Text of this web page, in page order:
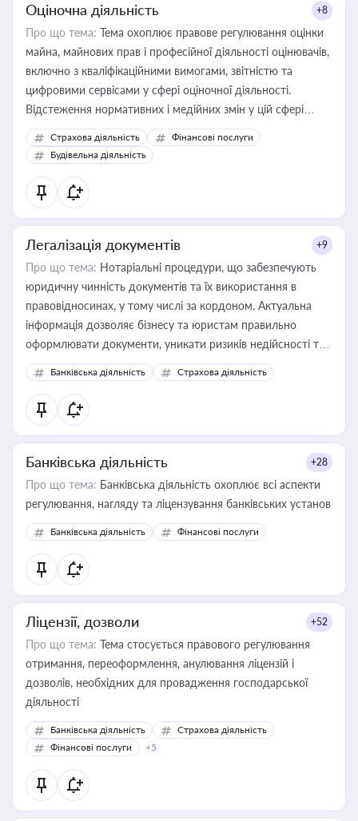
Оціночна діяльність +8
Про що тема: Тема охоплює правове регулювання оцінки
майна, майнових прав і професійної діяльності оцінювачів,
включно з кваліфікаційними вимогами, звітністю та
цифровими сервісами у сфері оціночної діяльності.
Відстеження нормативних і медійних змін у цій сфері
корисне для власника бізнесу, керівника, юриста або
бухгалтера під час оподаткування, приватизації, оренди
державного майна, корпоративних угод і перевірки
статусу суб'єктів оціночної діяльності
Страхова діяльність
Фінансові послуги
Будівельна діяльність
Легалізація документів +9
Про що тема: Нотаріальні процедури, що забезпечують
юридичну чинність документів та їх використання в
правовідносинах, у тому числі за кордоном. Актуальна
інформація дозволяє бізнесу та юристам правильно
оформлювати документи, уникати ризиків недійсності та
забезпечувати їх належне прийняття органами влади та
контрагентами
Банківська діяльність Страхова діяльність
Банківська діяльність +28
Про що тема: Банківська діяльність охоплює всі аспекти
регулювання, нагляду та ліцензування банківських установ
Банківська діяльність Фінансові послуги
Ліцензії, дозволи +52
Про що тема: Тема стосується правового регулювання
отримання, переоформлення, анулювання ліцензій і
дозволів, необхідних для провадження господарської
діяльності
Банківська діяльність
Страхова діяльність
Фінансові послуги
+5